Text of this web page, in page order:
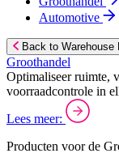
Automotive
Back to Warehouse
Groothandel
Optimaliseer ruimte,
voorraadcontrole in
Lees meer:
Producten voor de